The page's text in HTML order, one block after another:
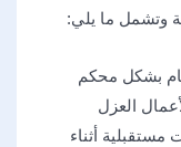
وتشمل ما يلي:
بشكل محكم
العزل
أثناء